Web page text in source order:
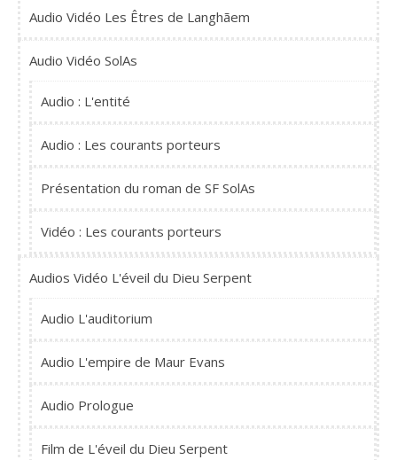
Audio Vidéo Les Êtres de Langhãem
Audio Vidéo SolAs
Audio : L'entité
Audio : Les courants porteurs
Présentation du roman de SF SolAs
Vidéo : Les courants porteurs
Audios Vidéo L'éveil du Dieu Serpent
Audio L'auditorium
Audio L'empire de Maur Evans
Audio Prologue
Film de L'éveil du Dieu Serpent